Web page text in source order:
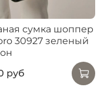
сумка шоппер
30927 зеленый
руб